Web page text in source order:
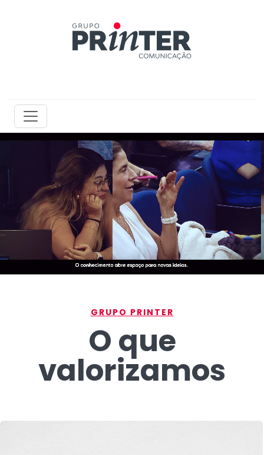
GRUPO PRINTER
O que
valorizamos